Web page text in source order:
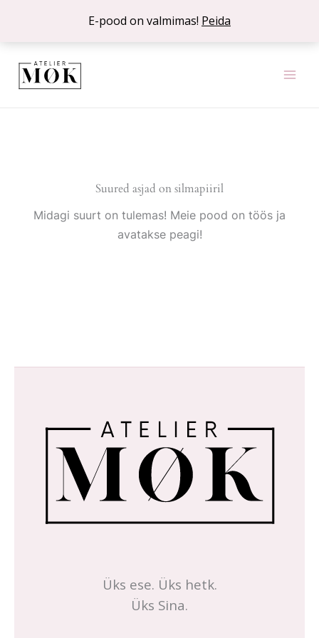
E-pood on valmimas! Peida
Suured asjad on silmapiiril
Midagi suurt on tulemas! Meie pood on töös ja
avatakse peagi!
Üks ese. Üks hetk.
Üks Sina.